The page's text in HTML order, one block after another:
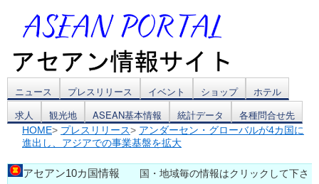
コ
ン
テ
ン
ニュース プレスリリース イベント ショップ
ホテル
求人
観光地 ASEAN基本情報 統計データ 各種問合せ先
HOME> プレスリリース> アンダーセン・グローバルが4カ国に
進出し、アジアでの事業基盤を拡大
アセアン10カ国情報 国・地域毎の情報はクリックして下さ